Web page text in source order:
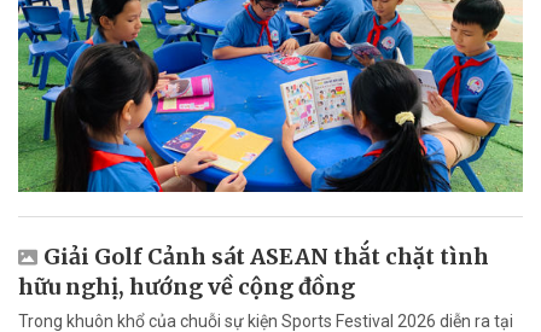
Giải Golf Cảnh sát ASEAN thắt chặt tình
hữu nghị, hướng về cộng đồng
Trong khuôn khổ của chuỗi sự kiện Sports Festival 2026 diễn ra tại